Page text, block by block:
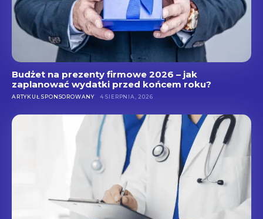
Budżet na prezenty firmowe 2026 – jak
zaplanować wydatki przed końcem roku?
ARTYKUŁ SPONSOROWANY 4 SIERPNIA, 2026